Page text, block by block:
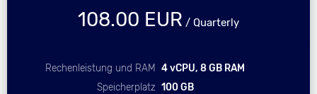
108.00 EUR / Quarterly
Rechenleistung und RAM
4 vCPU, 8 GB RAM
Speicherplatz 100 GB